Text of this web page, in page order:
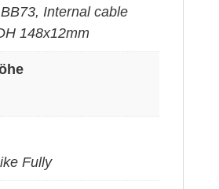
Internal cable
148x12mm
Fully